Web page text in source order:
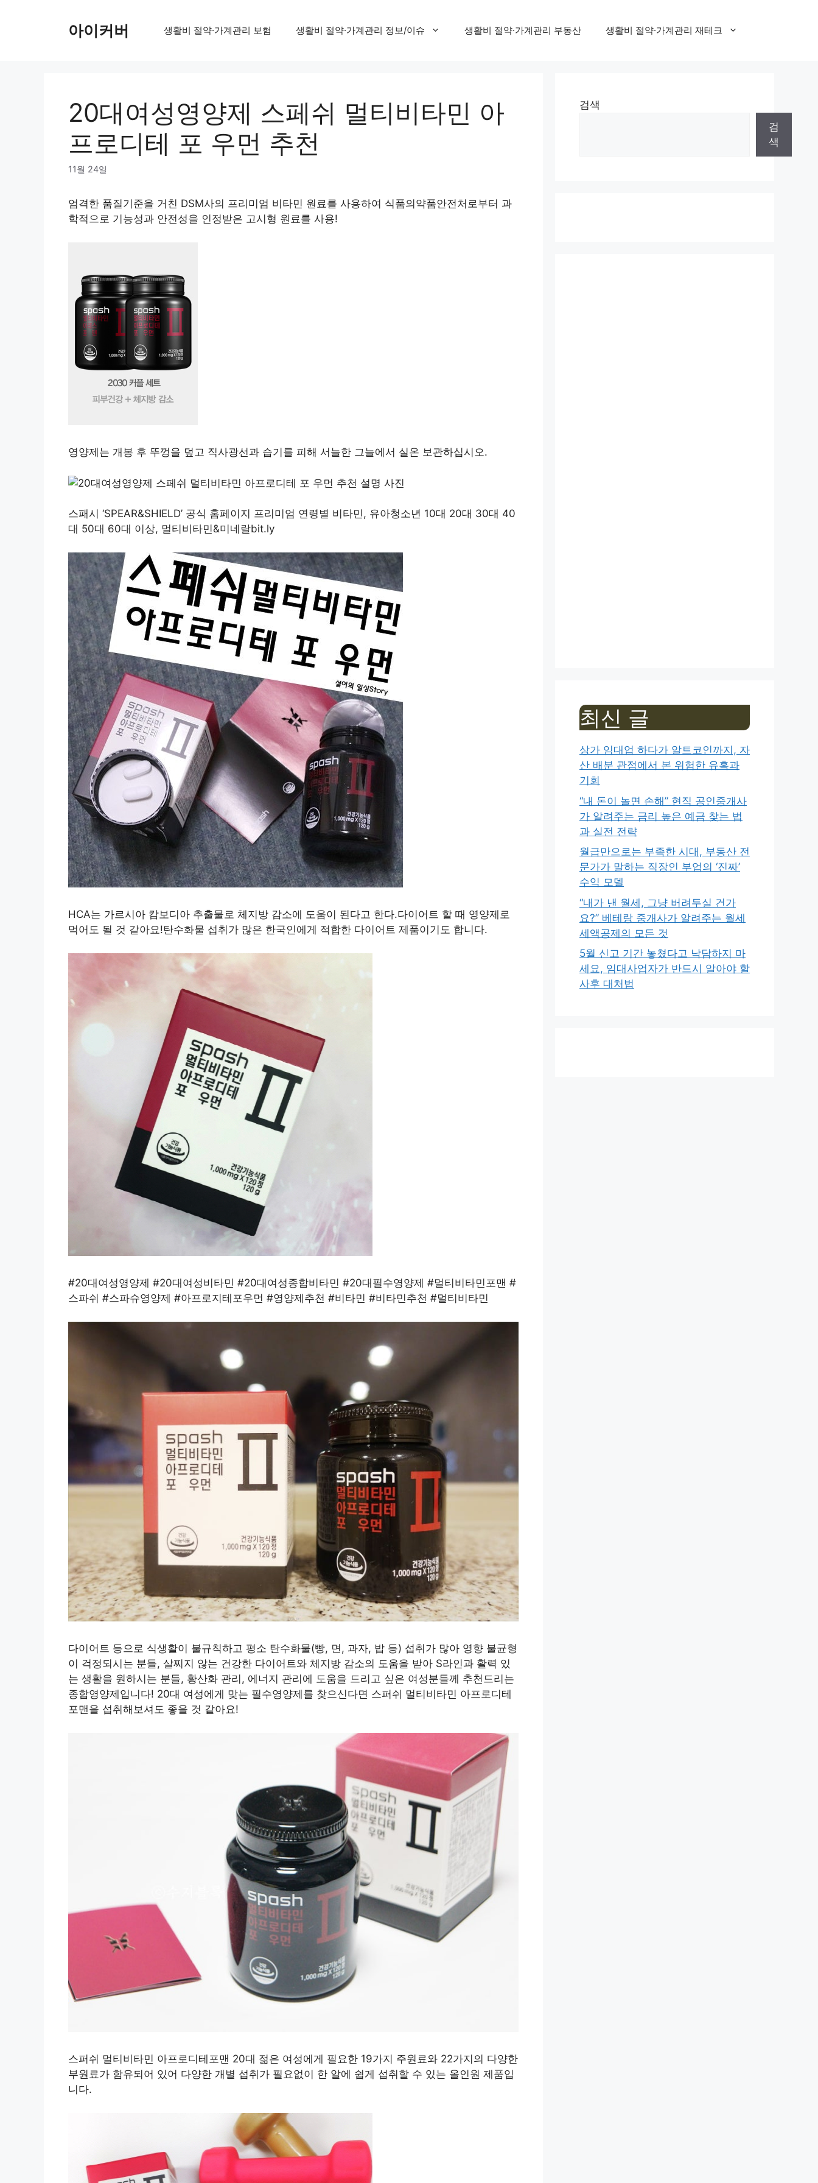
아이커버 생활비 절약·가계관리 보험 생활비 절약·가계관리 정보/이슈 생활비 절약·가계관리 부동산 생활비 절약·가계관리 재테크
20대여성영양제 스페쉬 멀티비타민 아
프로디테 포 우먼 추천
11월 24일
엄격한 품질기준을 거친 DSM사의 프리미엄 비타민 원료를 사용하여 식품의약품안전처로부터 과
학적으로 기능성과 안전성을 인정받은 고시형 원료를 사용!
영양제는 개봉 후 뚜껑을 덮고 직사광선과 습기를 피해 서늘한 그늘에서 실온 보관하십시오.
스패시 ‘SPEAR&SHIELD’ 공식 홈페이지 프리미엄 연령별 비타민, 유아청소년 10대 20대 30대 40
대 50대 60대 이상, 멀티비타민&미네랄bit.ly
HCA는 가르시아 캄보디아 추출물로 체지방 감소에 도움이 된다고 한다.다이어트 할 때 영양제로
먹어도 될 것 같아요!탄수화물 섭취가 많은 한국인에게 적합한 다이어트 제품이기도 합니다.
#20대여성영양제 #20대여성비타민 #20대여성종합비타민 #20대필수영양제 #멀티비타민포맨 #
스파쉬 #스파슈영양제 #아프로지테포우먼 #영양제추천 #비타민 #비타민추천 #멀티비타민
다이어트 등으로 식생활이 불규칙하고 평소 탄수화물(빵, 면, 과자, 밥 등) 섭취가 많아 영향 불균형
이 걱정되시는 분들, 살찌지 않는 건강한 다이어트와 체지방 감소의 도움을 받아 S라인과 활력 있
는 생활을 원하시는 분들, 황산화 관리, 에너지 관리에 도움을 드리고 싶은 여성분들께 추천드리는
종합영양제입니다! 20대 여성에게 맞는 필수영양제를 찾으신다면 스퍼쉬 멀티비타민 아프로디테
포맨을 섭취해보셔도 좋을 것 같아요!
스퍼쉬 멀티비타민 아프로디테포맨 20대 젊은 여성에게 필요한 19가지 주원료와 22가지의 다양한
부원료가 함유되어 있어 다양한 개별 섭취가 필요없이 한 알에 쉽게 섭취할 수 있는 올인원 제품입
니다.
검색
검
색
최신 글
상가 임대업 하다가 알트코인까지, 자
산 배분 관점에서 본 위험한 유혹과
기회
“내 돈이 놀면 손해” 현직 공인중개사
가 알려주는 금리 높은 예금 찾는 법
과 실전 전략
월급만으로는 부족한 시대, 부동산 전
문가가 말하는 직장인 부업의 ‘진짜’
수익 모델
“내가 낸 월세, 그냥 버려두실 건가
요?” 베테랑 중개사가 알려주는 월세
세액공제의 모든 것
5월 신고 기간 놓쳤다고 낙담하지 마
세요, 임대사업자가 반드시 알아야 할
사후 대처법